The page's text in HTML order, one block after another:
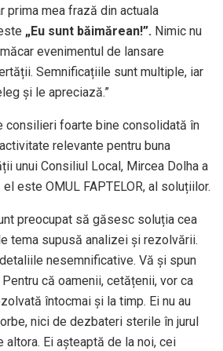
prima mea frază din actuala
„Eu sunt băimărean!”. Nimic nu
evenimentul de lansare
Semnificațiile sunt multiple, iar
și le apreciază.”
consilieri foarte bine consolidată în
relevante pentru buna
unui Consiliul Local, Mircea Dolha a
este OMUL FAPTELOR, al soluțiilor.
preocupat să găsesc soluția cea
tema supusă analizei și rezolvării.
nesemnificative. Vă și spun
că oamenii, cetățenii, vor ca
întocmai și la timp. Ei nu au
nici de dezbateri sterile în jurul
altora. Ei așteaptă de la noi, cei